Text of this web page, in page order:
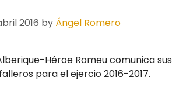
2016 by Ángel Romero
Héroe Romeu comunica sus
para el ejercio 2016-2017.